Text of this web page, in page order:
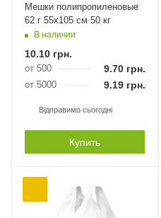
Мешки полипропиленовые
62 г 55х105 см 50 кг
В наличии
10.10 грн.
от 500 9.70грн.
от 5000 9.19грн.
Відправимо сьогодні
Купить